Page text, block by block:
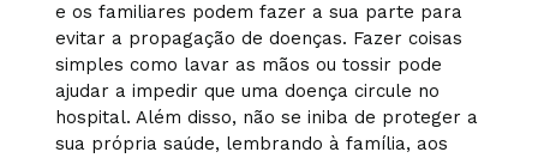
e os familiares podem fazer a sua parte para
evitar a propagação de doenças. Fazer coisas
simples como lavar as mãos ou tossir pode
ajudar a impedir que uma doença circule no
hospital. Além disso, não se iniba de proteger a
sua própria saúde, lembrando à família, aos